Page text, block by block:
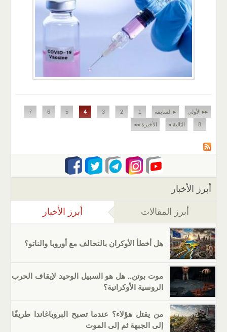
الصفحات
▸▸ الأولى ▸ السابقة 1
2
3
4
5
6
7
8 التالية ◂ الأخيرة ◂◂
أبرز الأخبار
أبرز المقالات أبرز الأخبار
هل أخطأ الأوكران بالتحالف مع أوروبا والناتو؟
موت بوتن.. هل هو السبيل الوحيد لإيقاف الحرب
الروسية الأوكرانية؟
من يقتل هؤلاء؟ عندما تصبح البروباغاندا طريقًا
إلى الجبهة ثم إلى الموت